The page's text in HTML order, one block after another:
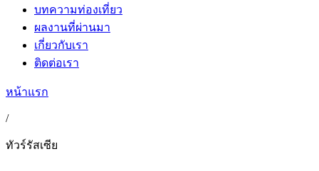
บทความท่องเที่ยว
ผลงานที่ผ่านมา
เกี่ยวกับเรา
ติดต่อเรา
หน้าแรก
/
ทัวร์รัสเซีย